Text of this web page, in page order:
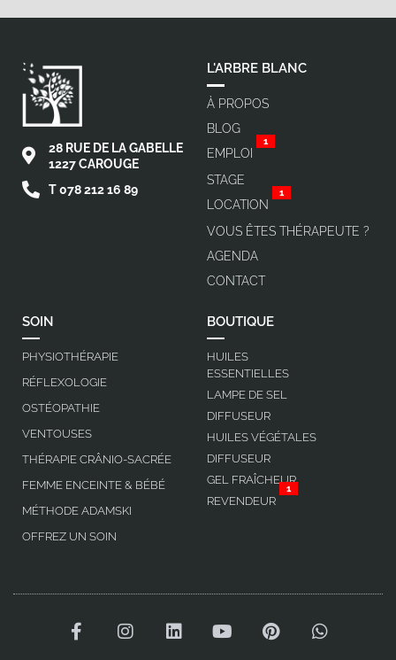
28 RUE DE LA GABELLE
1227 CAROUGE
T 078 212 16 89
L'ARBRE BLANC
À PROPOS
BLOG
EMPLOI
1
STAGE
LOCATION
1
VOUS ÊTES THÉRAPEUTE ?
AGENDA
CONTACT
SOIN
PHYSIOTHÉRAPIE
RÉFLEXOLOGIE
OSTÉOPATHIE
VENTOUSES
THÉRAPIE CRÂNIO-SACRÉE
FEMME ENCEINTE & BÉBÉ
MÉTHODE ADAMSKI
OFFREZ UN SOIN
BOUTIQUE
HUILES
ESSENTIELLES
LAMPE DE SEL
DIFFUSEUR
HUILES VÉGÉTALES
DIFFUSEUR
GEL FRAÎCHEUR
REVENDEUR
1